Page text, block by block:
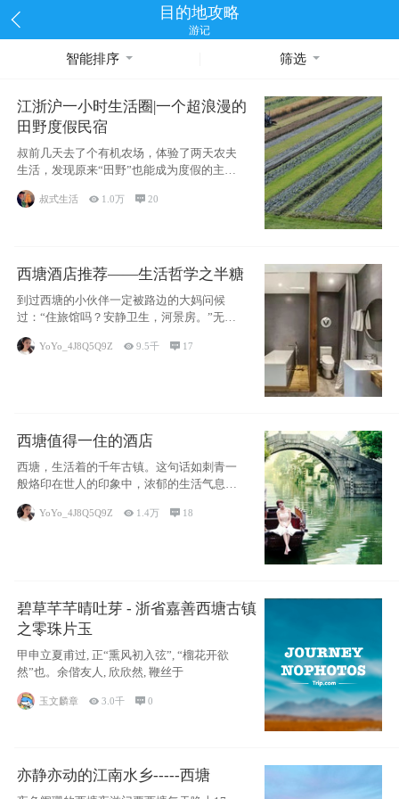
目的地攻略
游记
智能排序 筛选
江浙沪一小时生活圈|一个超浪漫的
田野度假民宿
叔前几天去了个有机农场，体验了两天农夫
生活，发现原来“田野”也能成为度假的主旋
律。江
叔式生活  1.0万 20
西塘酒店推荐——生活哲学之半糖
到过西塘的小伙伴一定被路边的大妈问候
过：“住旅馆吗？安静卫生，河景房。”无意
YoYo_4J8Q5Q9Z 9.5千  17
西塘值得一住的酒店
西塘，生活着的千年古镇。这句话如刺青一
般烙印在世人的印象中，浓郁的生活气息，
小桥流水
YoYo_4J8Q5Q9Z  1.4万  18
碧草芊芊晴吐芽 - 浙省嘉善西塘古镇
之零珠片玉
甲申立夏甫过, 正“熏风初入弦”, “榴花开欲
然”也。余偕友人, 欣欣然, 鞭丝于
玉文麟章  3.0千 0
亦静亦动的江南水乡-----西塘